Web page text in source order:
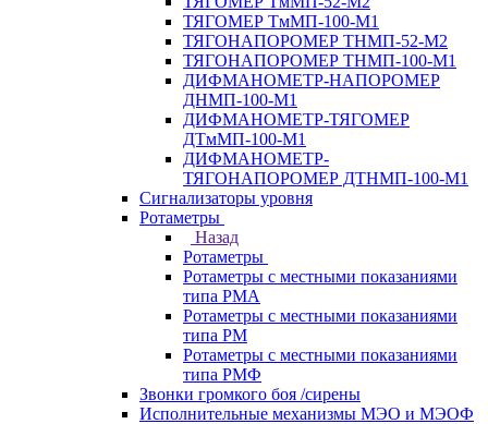
ТЯГОМЕР ТмМП-100-М1
ТЯГОНАПОРОМЕР ТНМП-52-М2
ТЯГОНАПОРОМЕР ТНМП-100-М1
ДИФМАНОМЕТР-НАПОРОМЕР
ДНМП-100-М1
ДИФМАНОМЕТР-ТЯГОМЕР
ДТмМП-100-М1
ДИФМАНОМЕТР-
ТЯГОНАПОРОМЕР ДТНМП-100-М1
Сигнализаторы уровня
Ротаметры
Назад
Ротаметры
Ротаметры с местными показаниями
типа РМА
Ротаметры с местными показаниями
типа РМ
Ротаметры с местными показаниями
типа РМФ
Звонки громкого боя /сирены
Исполнительные механизмы МЭО и МЭОФ